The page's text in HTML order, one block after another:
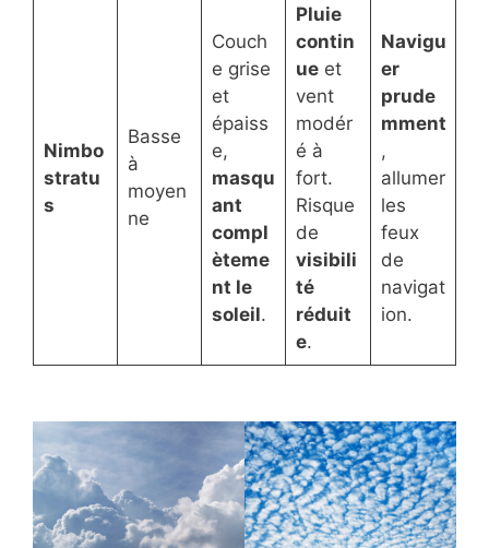
Nimbo
stratu
s
Basse
à
moyen
ne
Couch
e grise
et
épaiss
e,
masqu
ant
compl
èteme
nt le
soleil.
Pluie
contin
ueet
vent
modér
é à
fort.
Risque
de
visibili
té
réduit
e.
Navigu
er
prude
mment
,
allumer
les
feux
de
navigat
ion.